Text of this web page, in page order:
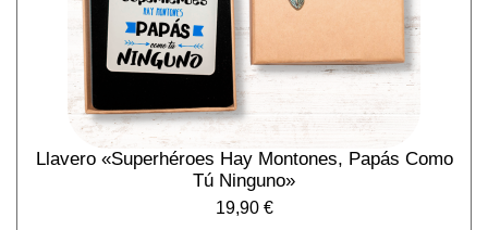
Llavero «Superhéroes Hay Montones, Papás Como
Tú Ninguno»
19,90 €